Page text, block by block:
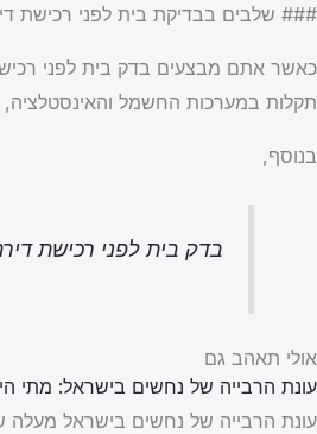
### שלבים בבדיקת בית לפני רכישת
כאשר אתם מבצעים בדק בית לפני
תקלות במערכות החשמל והאינסטלציה,
בנוסף,
בדק בית לפני רכישת
אולי תאהב גם
עונת הרבייה של נחשים בישראל: מתי
עונת הרבייה של נחשים בישראל מעלה